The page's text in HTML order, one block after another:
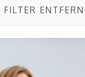
FILTER